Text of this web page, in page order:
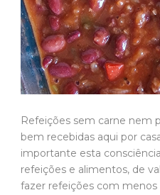
Refeições sem carne nem
bem recebidas aqui por
importante esta
refeições e alimentos, de
fazer refeições com menos